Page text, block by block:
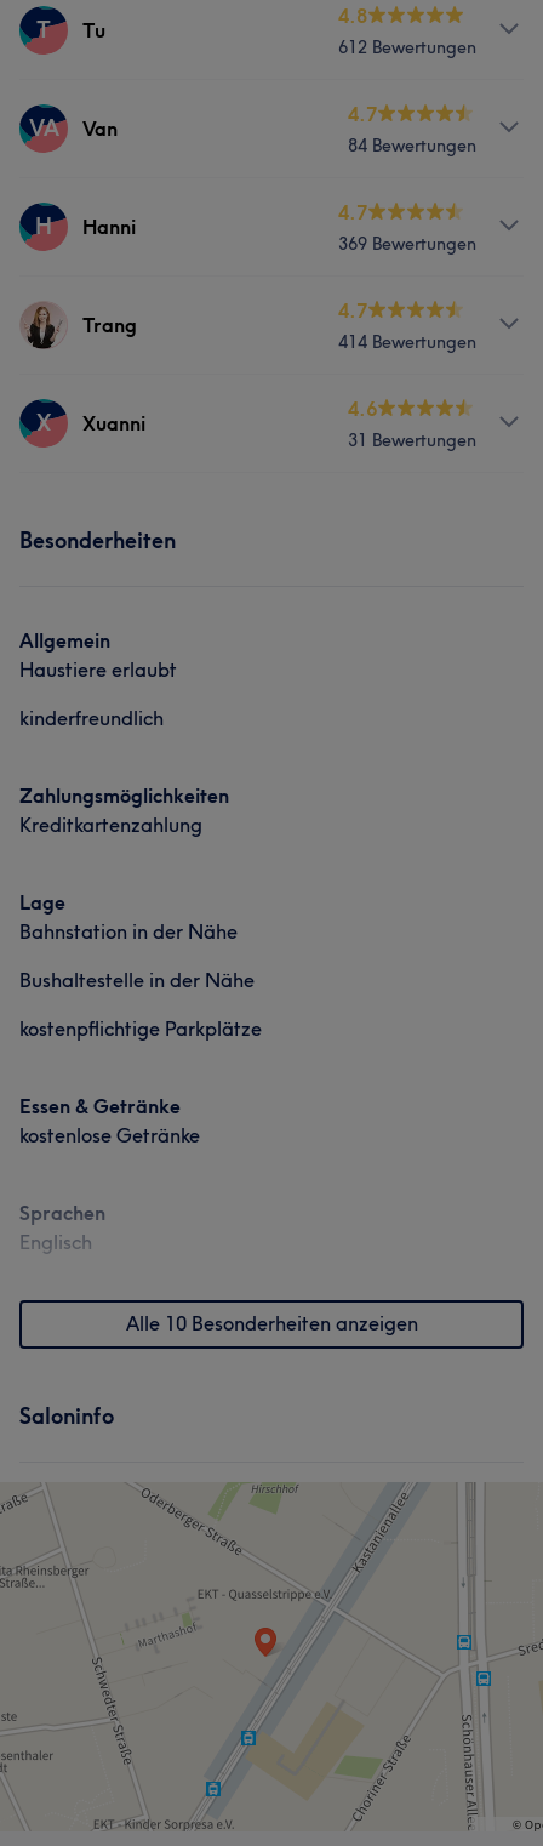
T Tu
4.8
612 Bewertungen
Services
Portfolio
VA Van
4.7
84 Bewertungen
Services
Portfolio
H Hanni
4.7
369 Bewertungen
Services
Portfolio
Gründlich
Trang
4.7
414 Bewertungen
Services
Portfolio
X Xuanni
4.6
31 Bewertungen
Portfolio
Besonderheiten
Allgemein
Haustiere erlaubt
kinderfreundlich
Zahlungsmöglichkeiten
Kreditkartenzahlung
Lage
Bahnstation in der Nähe
Bushaltestelle in der Nähe
kostenpflichtige Parkplätze
Essen & Getränke
kostenlose Getränke
Sprachen
Englisch
Alle 10 Besonderheiten anzeigen
Saloninfo